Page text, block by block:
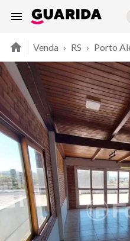
Venda › RS › Porto